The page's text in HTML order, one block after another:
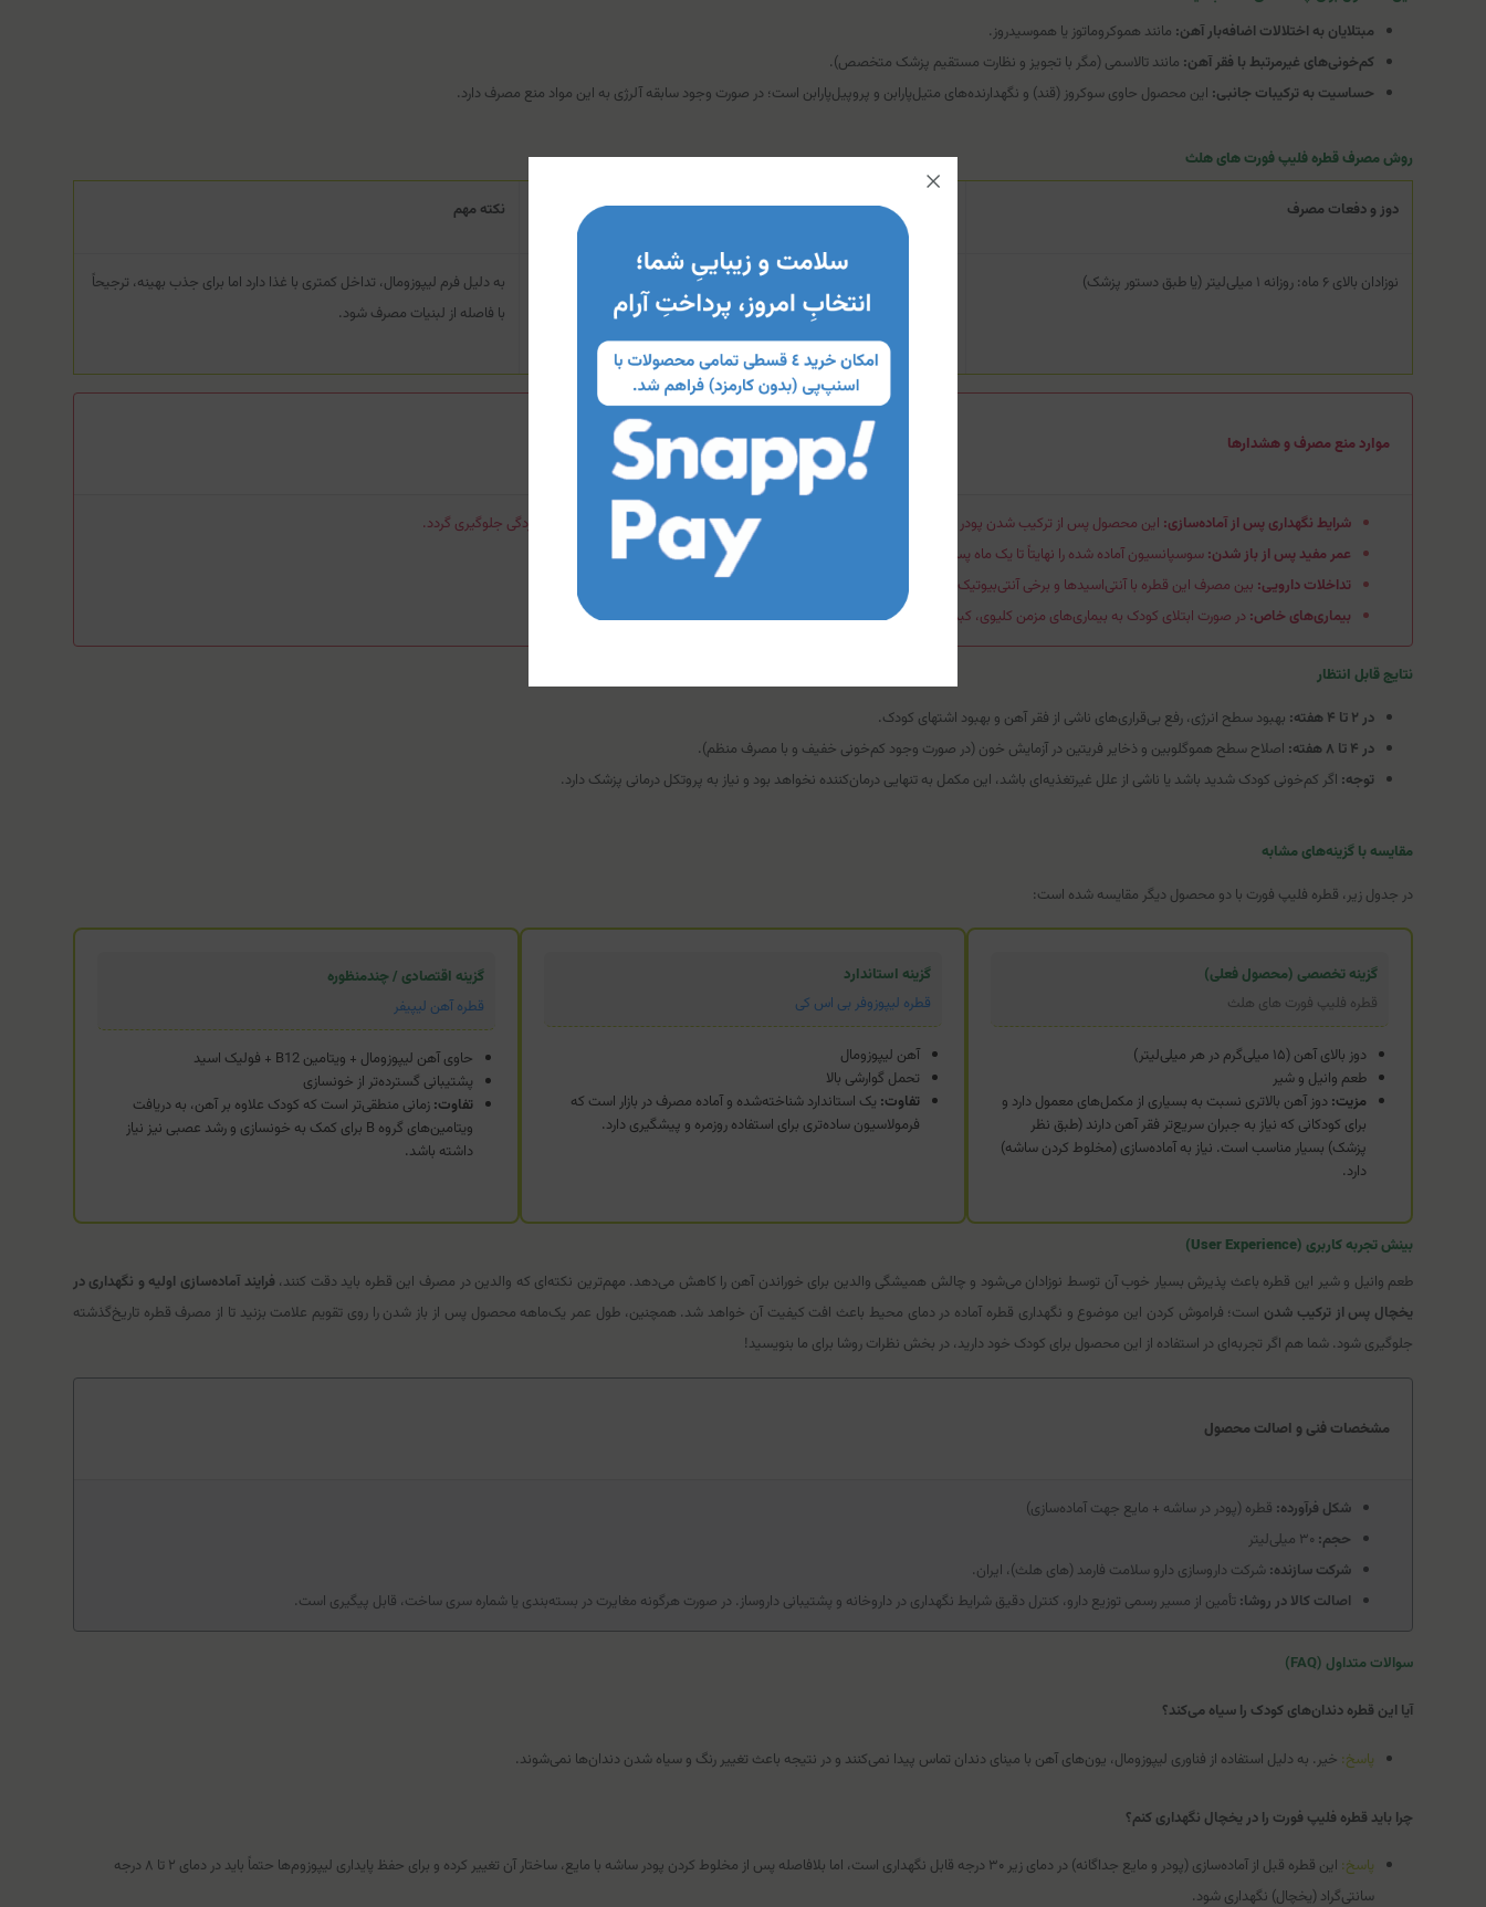
مبتلایان به اختلالات اضافه‌بار آهن: مانند هموکروماتوز یا هموسیدروز.
کم‌خونی‌های غیرمرتبط با فقر آهن: مانند تالاسمی (مگر با تجویز و نظارت مستقیم پزشک متخصص).
حساسیت به ترکیبات جانبی: این محصول حاوی سوکروز (قند) و نگهدارنده‌های متیل‌پارابن و پروپیل‌پارابن است؛ در صورت وجود سابقه آلرژی به این مواد منع مصرف دارد.
روش مصرف قطره فلیپ فورت های هلث
دوز و دفعات مصرف نحوه آماده‌سازی و استفاده نکته مهم
نوزادان بالای ۶ ماه: روزانه ۱ میلی‌لیتر (یا طبق دستور پزشک)
محتویات ساشه را به طور کامل به بطری درون جعبه اضافه کنید. درب بطری را
محکم ببندید و به خوبی تکان دهید. قبل از هر بار مصرف نیز بطری را تکان
به دلیل فرم لیپوزومال، تداخل کمتری با غذا دارد اما برای جذب بهینه، ترجیحاً
با فاصله از لبنیات مصرف شود.
موارد منع مصرف و هشدارها
شرایط نگهداری پس از آماده‌سازی: این محصول پس از ترکیب شدن پودر و مایع، حتماً باید در یخچال (دمای ۲ تا ۸ درجه سانتی‌گراد) نگهداری شود و از یخ‌زدگی جلوگیری گردد.
عمر مفید پس از باز شدن:سوسپانسیون آماده شده را نهایتاً تا یک ماه پس از آماده‌سازی مصرف کنید و مابقی را دور بریزید.
تداخلات دارویی: بین مصرف این قطره با آنتی‌اسیدها و برخی آنتی‌بیوتیک‌ها، حداقل ۲ تا ۴ ساعت فاصله بیندازید.
بیماری‌های خاص:در صورت ابتلای کودک به بیماری‌های مزمن کلیوی، کبدی یا انواع کم‌خونی، قبل از مصرف حتماً با پزشک مشورت کنید.
نتایج قابل انتظار
در ۲ تا ۴ هفته:
بهبود سطح انرژی، رفع بی‌قراری‌های ناشی از فقر آهن و بهبود اشتهای کودک.
در ۴ تا ۸ هفته:
اصلاح سطح هموگلوبین و ذخایر فریتین در آزمایش خون (در صورت وجود کم‌خونی خفیف و با مصرف منظم).
توجه: اگر کم‌خونی کودک شدید باشد یا ناشی از علل غیرتغذیه‌ای باشد، این مکمل به تنهایی درمان‌کننده نخواهد بود و نیاز به پروتکل درمانی پزشک دارد.
مقایسه با گزینه‌های مشابه
در جدول زیر، قطره فلیپ فورت با دو محصول دیگر مقایسه شده است:
گزینه تخصصی (محصول فعلی)
قطره فلیپ فورت‌ های هلث
دوز بالای آهن (۱۵ میلی‌گرم در هر میلی‌لیتر)
طعم وانیل و شیر
مزیت:دوز آهن بالاتری نسبت به بسیاری از مکمل‌های معمول دارد و
برای کودکانی که نیاز به جبران سریع‌تر فقر آهن دارند (طبق نظر
پزشک) بسیار مناسب است. نیاز به آماده‌سازی (مخلوط کردن ساشه)
دارد.
گزینه استاندارد
قطره لیپوزوفر بی اس کی
آهن لیپوزومال
تحمل گوارشی بالا
تفاوت: یک استاندارد شناخته‌شده و آماده مصرف در بازار است که
فرمولاسیون ساده‌تری برای استفاده روزمره و پیشگیری دارد.
گزینه اقتصادی / چندمنظوره
قطره آهن لیپیفر
حاوی آهن لیپوزومال + ویتامین B12 + فولیک اسید
پشتیبانی گسترده‌تر از خونسازی
تفاوت:زمانی منطقی‌تر است که کودک علاوه بر آهن، به دریافت
ویتامین‌های گروه B برای کمک به خونسازی و رشد عصبی نیز نیاز
داشته باشد.
بینش تجربه کاربری (User Experience)
طعم وانیل و شیر این قطره باعث پذیرش بسیار خوب آن توسط نوزادان می‌شود و چالش همیشگی والدین برای خوراندن آهن را کاهش می‌دهد. مهم‌ترین نکته‌ای که والدین در مصرف این قطره باید دقت کنند، فرایند آماده‌سازی اولیه و نگهداری در
یخچال پس از ترکیب شدن است؛ فراموش کردن این موضوع و نگهداری قطره آماده در دمای محیط باعث افت کیفیت آن خواهد شد. همچنین، طول عمر یک‌ماهه محصول پس از باز شدن را روی تقویم علامت بزنید تا از مصرف قطره تاریخ‌گذشته
جلوگیری شود. شما هم اگر تجربه‌ای در استفاده از این محصول برای کودک خود دارید، در بخش نظرات روشا برای ما بنویسید!
مشخصات فنی و اصالت محصول
شکل فرآورده: قطره (پودر در ساشه + مایع جهت آماده‌سازی)
حجم:
شرکت سازنده:شرکت داروسازی دارو سلامت فارمد (های هلث)، ایران.
اصالت کالا در روشا:تأمین از مسیر رسمی توزیع دارو، کنترل دقیق شرایط نگهداری در داروخانه و پشتیبانی داروساز. در صورت هرگونه مغایرت در بسته‌بندی یا شماره سری ساخت، قابل پیگیری است.
سوالات متداول (FAQ)
آیا این قطره دندان‌های کودک را سیاه می‌کند؟
پاسخ: خیر. به دلیل استفاده از فناوری لیپوزومال، یون‌های آهن با مینای دندان تماس پیدا نمی‌کنند و در نتیجه باعث تغییر رنگ و سیاه شدن دندان‌ها نمی‌شوند.
چرا باید قطره فلیپ فورت را در یخچال نگهداری کنم؟
پاسخ:
این قطره قبل از آماده‌سازی (پودر و مایع جداگانه) در دمای زیر ۳۰ درجه قابل نگهداری است، اما بلافاصله پس از مخلوط کردن پودر ساشه با مایع، ساختار آن تغییر کرده و برای حفظ پایداری لیپوزوم‌ها حتماً باید در دمای ۲ تا ۸ درجه
سانتی‌گراد (یخچال) نگهداری شود.